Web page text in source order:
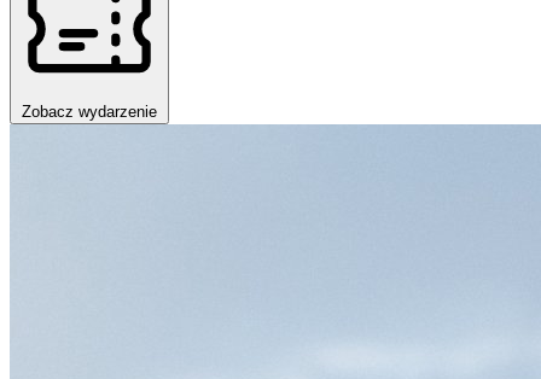
Zobacz wydarzenie